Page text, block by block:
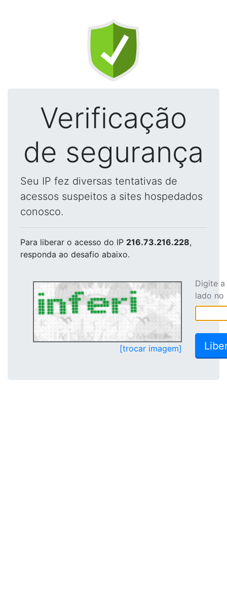
Verificação
de segurança
Seu IP fez diversas tentativas de
acessos suspeitos a sites hospedados
conosco.
Para liberar o acesso do IP 216.73.216.228,
responda ao desafio abaixo.
[trocar imagem]
Digite
lado no